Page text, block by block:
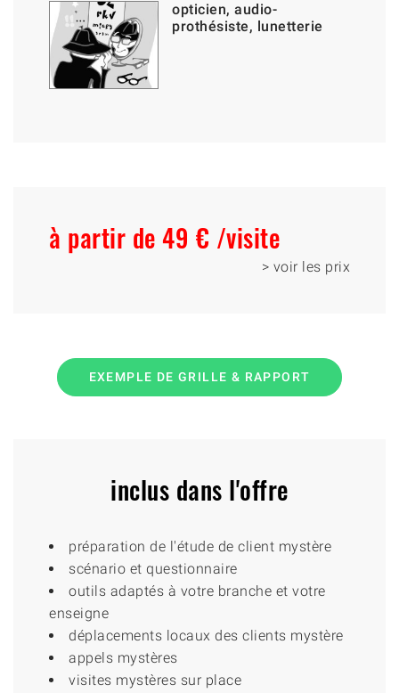
opticien, audio-
prothésiste, lunetterie
à partir de 49 € /visite
> voir les prix
EXEMPLE DE GRILLE & RAPPORT
inclus dans l'offre
préparation de l'étude de client mystère
scénario et questionnaire
outils adaptés à votre branche et votre
enseigne
déplacements locaux des clients mystère
appels mystères
visites mystères sur place